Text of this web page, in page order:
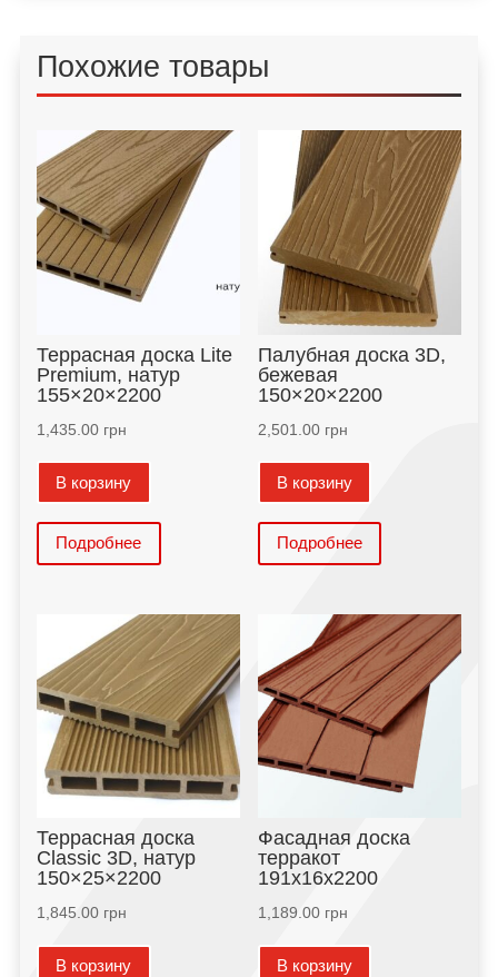
Похожие товары
Террасная доска Lite
Premium, натур
155×20×2200
1,435.00грн
В корзину
Подробнее
Палубная доска 3D,
бежевая
150×20×2200
2,501.00грн
В корзину
Подробнее
Террасная доска
Classic 3D, натур
150×25×2200
1,845.00грн
В корзину
Фасадная доска
терракот
191х16х2200
1,189.00грн
В корзину